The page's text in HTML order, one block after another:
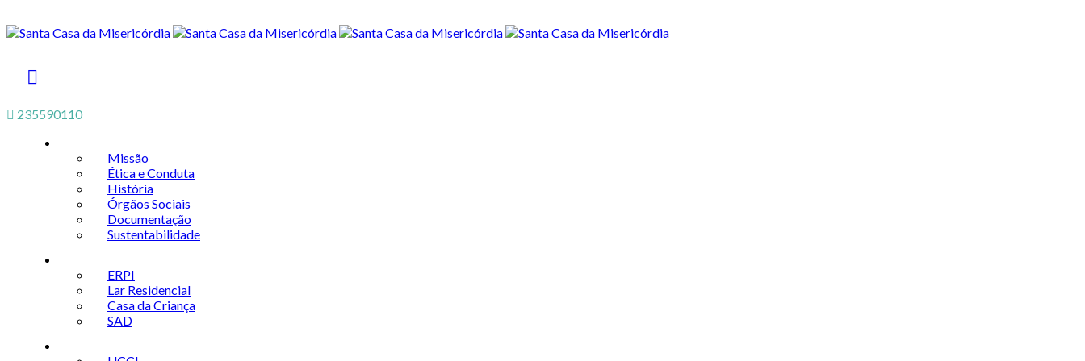
235590110
Missão
Ética e Conduta
História
Órgãos Sociais
Documentação
Sustentabilidade
ERPI
Lar Residencial
Casa da Criança
SAD